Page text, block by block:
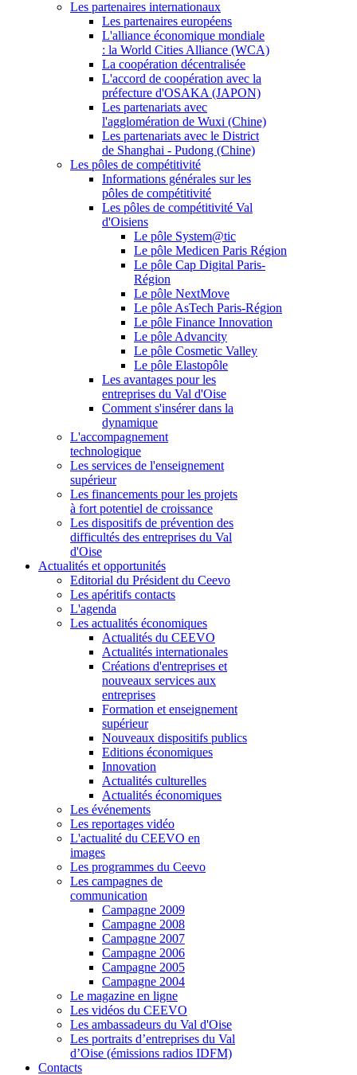
Les partenaires internationaux
Les partenaires européens
L'alliance économique mondiale
: la World Cities Alliance (WCA)
La coopération décentralisée
L'accord de coopération avec la
préfecture d'OSAKA (JAPON)
Les partenariats avec
l'agglomération de Wuxi (Chine)
Les partenariats avec le District
de Shanghai - Pudong (Chine)
Les pôles de compétitivité
Informations générales sur les
pôles de compétitivité
Les pôles de compétitivité Val
d'Oisiens
Le pôle System@tic
Le pôle Medicen Paris Région
Le pôle Cap Digital Paris-
Région
Le pôle NextMove
Le pôle AsTech Paris-Région
Le pôle Finance Innovation
Le pôle Advancity
Le pôle Cosmetic Valley
Le pôle Elastopôle
Les avantages pour les
entreprises du Val d'Oise
Comment s'insérer dans la
dynamique
L'accompagnement
technologique
Les services de l'enseignement
supérieur
Les financements pour les projets
à fort potentiel de croissance
Les dispositifs de prévention des
difficultés des entreprises du Val
d'Oise
Actualités et opportunités
Editorial du Président du Ceevo
Les apéritifs contacts
L'agenda
Les actualités économiques
Actualités du CEEVO
Actualités internationales
Créations d'entreprises et
nouveaux services aux
entreprises
Formation et enseignement
supérieur
Nouveaux dispositifs publics
Editions économiques
Innovation
Actualités culturelles
Actualités économiques
Les événements
Les reportages vidéo
L'actualité du CEEVO en
images
Les programmes du Ceevo
Les campagnes de
communication
Campagne 2009
Campagne 2008
Campagne 2007
Campagne 2006
Campagne 2005
Campagne 2004
Le magazine en ligne
Les vidéos du CEEVO
Les ambassadeurs du Val d'Oise
Les portraits d’entreprises du Val
d’Oise (émissions radios IDFM)
Contacts